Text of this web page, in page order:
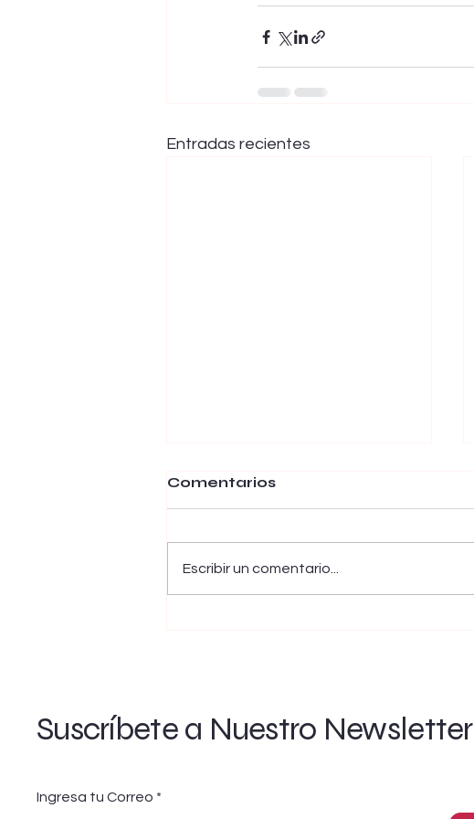
Entradas recientes
Comentarios
Escribir un comentario...
Suscríbete a Nuestro Newsletter
Ingresa tu Correo